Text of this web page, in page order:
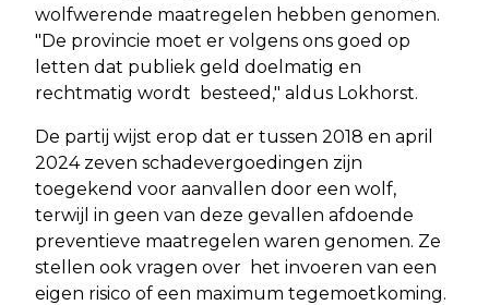
wolfwerende maatregelen hebben genomen.
"De provincie moet er volgens ons goed op
letten dat publiek geld doelmatig en
rechtmatig wordt besteed," aldus Lokhorst.
De partij wijst erop dat er tussen 2018 en april
2024 zeven schadevergoedingen zijn
toegekend voor aanvallen door een wolf,
terwijl in geen van deze gevallen afdoende
preventieve maatregelen waren genomen. Ze
stellen ook vragen over het invoeren van een
eigen risico of een maximum tegemoetkoming.